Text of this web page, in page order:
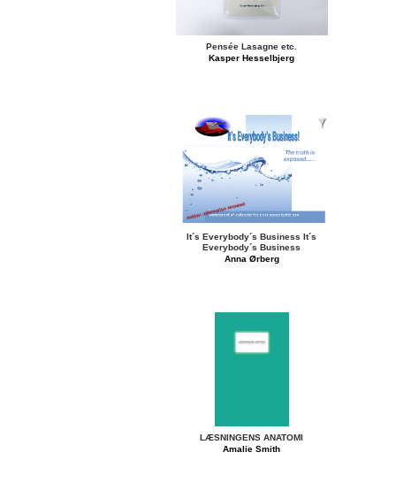
Pensée Lasagne etc.
Kasper Hesselbjerg
It´s Everybody´s Business It´s
Everybody´s Business
Anna Ørberg
LÆSNINGENS ANATOMI
Amalie Smith